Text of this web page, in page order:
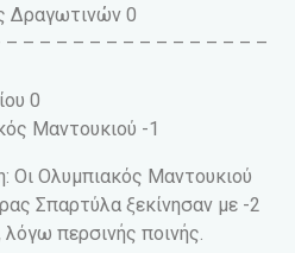
Δραγωτινών 0
– – – – – – – – – – – – – – – –
0
Μαντουκιού -1
Οι Ολυμπιακός Μαντουκιού
Σπαρτύλα ξεκίνησαν με -2
περσινής ποινής.